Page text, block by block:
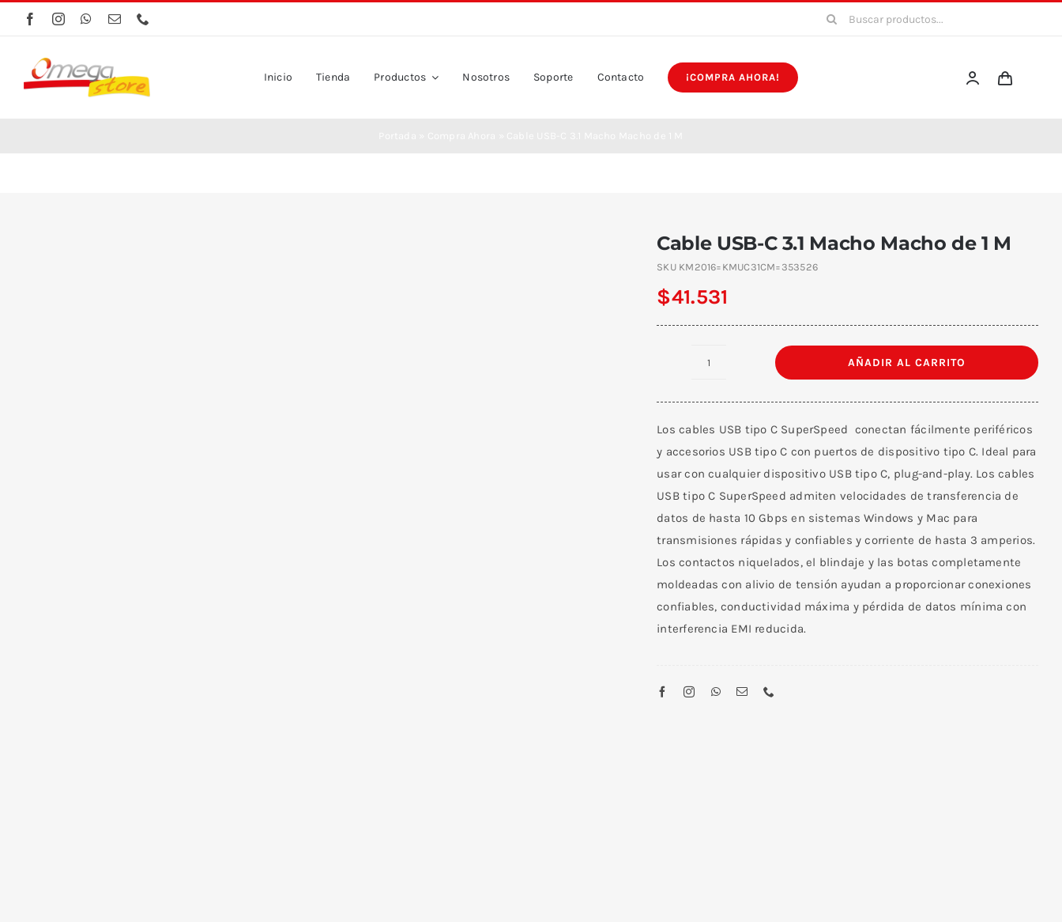
Saltar
contenido
Buscar:
Inicio Tienda Productos Nosotros Soporte Contacto ¡COMPRA AHORA!
Cable USB-C 3.1 Macho Macho de 1 M
SKU KM2016=KMUC31CM=353526
$41.531
3.1
Macho
Macho
de
M
cantidad
AÑADIR AL CARRITO
Los cables USB tipo C SuperSpeed ​​ conectan fácilmente periféricos
y accesorios USB tipo C con puertos de dispositivo tipo C. Ideal para
usar con cualquier dispositivo USB tipo C, plug-and-play. Los cables
USB tipo C SuperSpeed ​​admiten velocidades de transferencia de
datos de hasta 10 Gbps en sistemas Windows y Mac para
transmisiones rápidas y confiables y corriente de hasta 3 amperios.
Los contactos niquelados, el blindaje y las botas completamente
moldeadas con alivio de tensión ayudan a proporcionar conexiones
confiables, conductividad máxima y pérdida de datos mínima con
interferencia EMI reducida.